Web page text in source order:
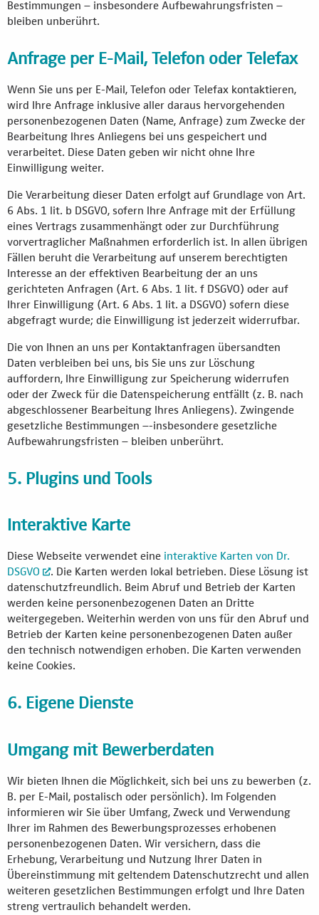
Bestimmungen – insbesondere Aufbewahrungsfristen –
bleiben unberührt.
Anfrage per E-Mail, Telefon oder Telefax
Wenn Sie uns per E-Mail, Telefon oder Telefax kontaktieren,
wird Ihre Anfrage inklusive aller daraus hervorgehenden
personenbezogenen Daten (Name, Anfrage) zum Zwecke der
Bearbeitung Ihres Anliegens bei uns gespeichert und
verarbeitet. Diese Daten geben wir nicht ohne Ihre
Einwilligung weiter.
Die Verarbeitung dieser Daten erfolgt auf Grundlage von Art.
6 Abs. 1 lit. b DSGVO, sofern Ihre Anfrage mit der Erfüllung
eines Vertrags zusammenhängt oder zur Durchführung
vorvertraglicher Maßnahmen erforderlich ist. In allen übrigen
Fällen beruht die Verarbeitung auf unserem berechtigten
Interesse an der effektiven Bearbeitung der an uns
gerichteten Anfragen (Art. 6 Abs. 1 lit. f DSGVO) oder auf
Ihrer Einwilligung (Art. 6 Abs. 1 lit. a DSGVO) sofern diese
abgefragt wurde; die Einwilligung ist jederzeit widerrufbar.
Die von Ihnen an uns per Kontaktanfragen übersandten
Daten verbleiben bei uns, bis Sie uns zur Löschung
auffordern, Ihre Einwilligung zur Speicherung widerrufen
oder der Zweck für die Datenspeicherung entfällt (z. B. nach
abgeschlossener Bearbeitung Ihres Anliegens). Zwingende
gesetzliche Bestimmungen –-insbesondere gesetzliche
Aufbewahrungsfristen – bleiben unberührt.
5. Plugins und Tools
Interaktive Karte
Diese Webseite verwendet eine interaktive Karten von Dr.
DSGVO
. Die Karten werden lokal betrieben. Diese Lösung ist
datenschutzfreundlich. Beim Abruf und Betrieb der Karten
werden keine personenbezogenen Daten an Dritte
weitergegeben. Weiterhin werden von uns für den Abruf und
Betrieb der Karten keine personenbezogenen Daten außer
den technisch notwendigen erhoben. Die Karten verwenden
keine Cookies.
6. Eigene Dienste
Umgang mit Bewerberdaten
Wir bieten Ihnen die Möglichkeit, sich bei uns zu bewerben (z.
B. per E-Mail, postalisch oder persönlich). Im Folgenden
informieren wir Sie über Umfang, Zweck und Verwendung
Ihrer im Rahmen des Bewerbungsprozesses erhobenen
personenbezogenen Daten. Wir versichern, dass die
Erhebung, Verarbeitung und Nutzung Ihrer Daten in
Übereinstimmung mit geltendem Datenschutzrecht und allen
weiteren gesetzlichen Bestimmungen erfolgt und Ihre Daten
streng vertraulich behandelt werden.